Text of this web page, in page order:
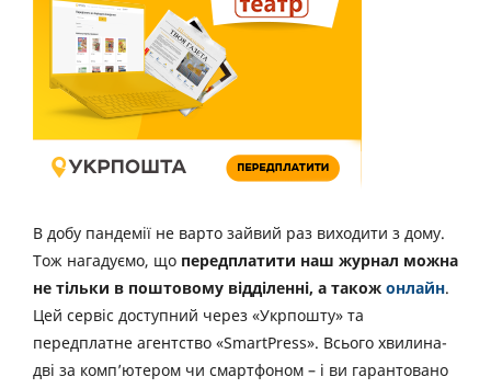
В добу пандемії не варто зайвий раз виходити з дому.
Тож нагадуємо, що передплатити наш журнал можна
не тільки в поштовому відділенні, а також онлайн.
Цей сервіс доступний через «Укрпошту» та
передплатне агентство «SmartPress». Всього хвилина-
дві за комп’ютером чи смартфоном – і ви гарантовано